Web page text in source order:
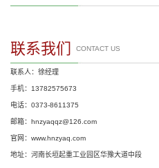
联系我们 CONTACT US
联系人：徐经理
手机：13782575673
电话：0373-8611375
邮箱：hnzyaqqz@126.com
官网：www.hnzyaq.com
地址：河南长垣起重工业园区华豫大道中段